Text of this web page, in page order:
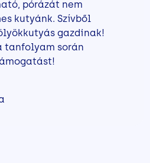
pórázát nem
kutyánk. Szívből
gazdinak!
tanfolyam során